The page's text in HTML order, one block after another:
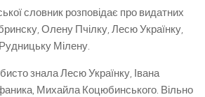
словник розповідає про видатних
Олену Пчілку, Лесю Українку,
Мілену.
знала Лесю Українку, Івана
Михайла Коцюбинського. Вільно